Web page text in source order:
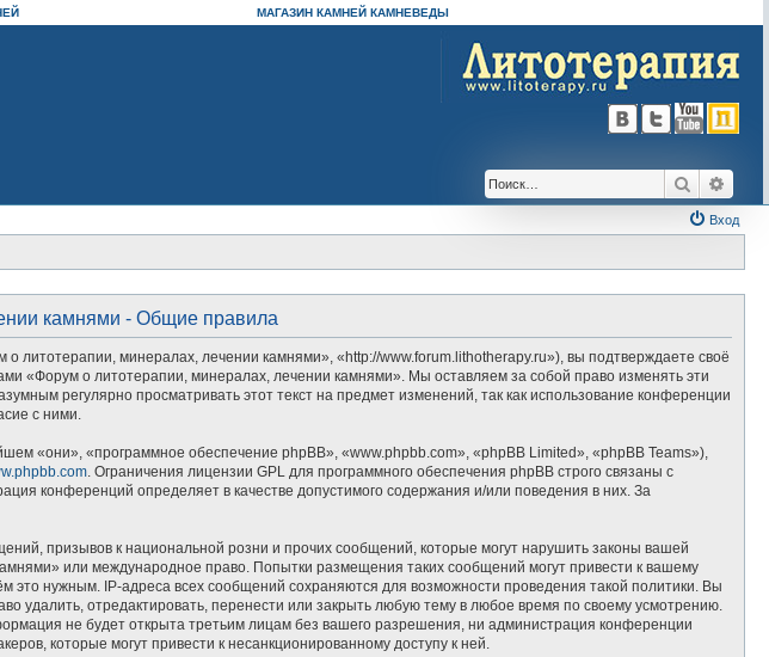
МАГАЗИН КАМНЕЙ КАМНЕВЕДЫ
Поиск
Вход
камнями - Общие правила
минералах, лечении камнями», «http://www.forum.lithotherapy.ru»), вы подтверждаете своё
«Форум о литотерапии, минералах, лечении камнями». Мы оставляем за собой право изменять эти
регулярно просматривать этот текст на предмет изменений, так как использование конференции
с ними.
«они», «программное обеспечение phpBB», «www.phpbb.com», «phpBB Limited», «phpBB Teams»),
. Ограничения лицензии GPL для программного обеспечения phpBB строго связаны с
конференций определяет в качестве допустимого содержания и/или поведения в них. За
призывов к национальной розни и прочих сообщений, которые могут нарушить законы вашей
или международное право. Попытки размещения таких сообщений могут привести к вашему
нужным. IP-адреса всех сообщений сохраняются для возможности проведения такой политики. Вы
отредактировать, перенести или закрыть любую тему в любое время по своему усмотрению.
не будет открыта третьим лицам без вашего разрешения, ни администрация конференции
которые могут привести к несанкционированному доступу к ней.